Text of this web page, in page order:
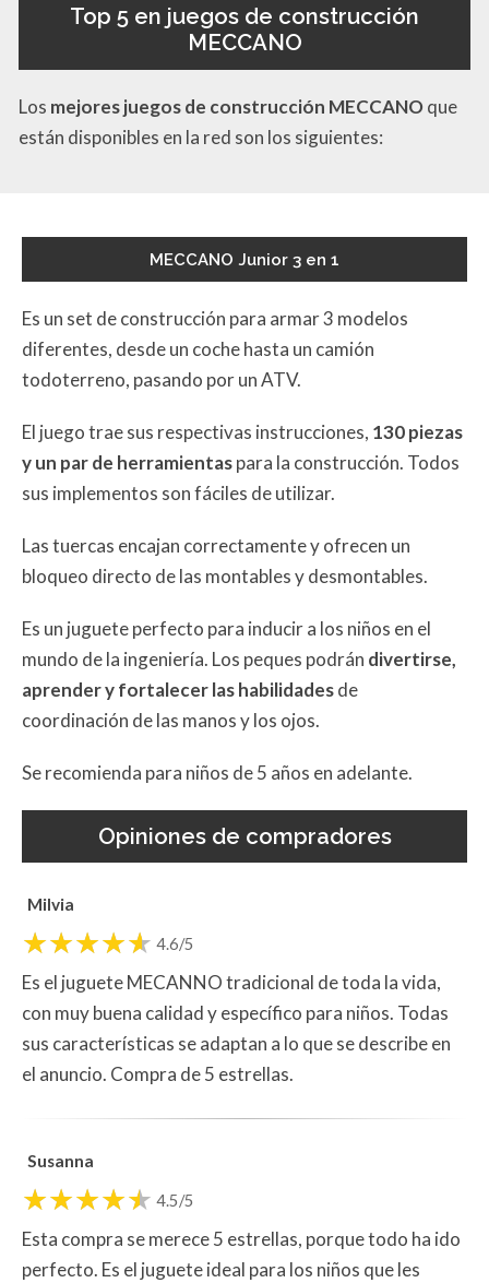
Top 5 en juegos de construcción
MECCANO
Los mejores juegos de construcción MECCANO que
están disponibles en la red son los siguientes:
MECCANO Junior 3 en 1
Es un set de construcción para armar 3 modelos
diferentes, desde un coche hasta un camión
todoterreno, pasando por un ATV.
El juego trae sus respectivas instrucciones, 130 piezas
y un par de herramientaspara la construcción. Todos
sus implementos son fáciles de utilizar.
Las tuercas encajan correctamente y ofrecen un
bloqueo directo de las montables y desmontables.
Es un juguete perfecto para inducir a los niños en el
mundo de la ingeniería. Los peques podrán divertirse,
aprender y fortalecer las habilidadesde
coordinación de las manos y los ojos.
Se recomienda para niños de 5 años en adelante.
Opiniones de compradores
Milvia
4.6/5
Es el juguete MECANNO tradicional de toda la vida,
con muy buena calidad y específico para niños. Todas
sus características se adaptan a lo que se describe en
el anuncio. Compra de 5 estrellas.
Susanna
4.5/5
Esta compra se merece 5 estrellas, porque todo ha ido
perfecto. Es el juguete ideal para los niños que les